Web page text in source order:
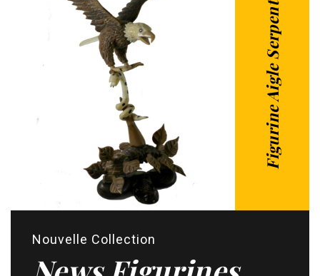
Figurine Aigle Serpent
Nouvelle Collection